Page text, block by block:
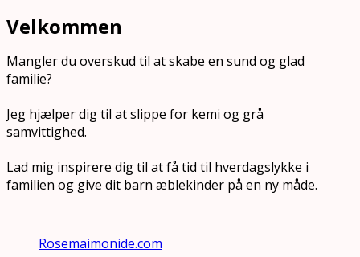
Velkommen
Mangler du overskud til at skabe en sund og glad
familie?
Jeg hjælper dig til at slippe for kemi og grå
samvittighed.
Lad mig inspirere dig til at få tid til hverdagslykke i
familien og give dit barn æblekinder på en ny måde.
Rosemaimonide.com